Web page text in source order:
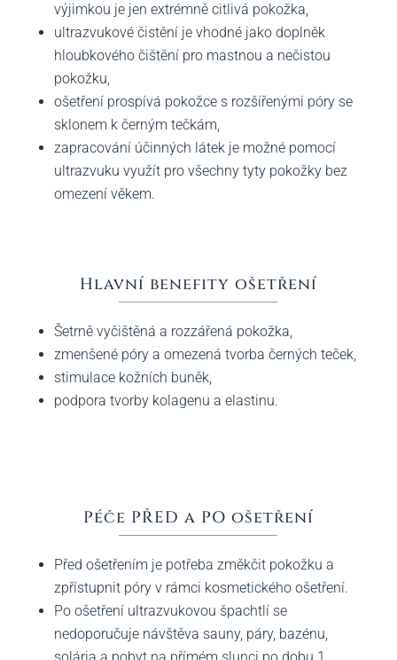
výjimkou je jen extrémně citlivá pokožka,
ultrazvukové čistění je vhodné jako doplněk
hloubkového čištění pro mastnou a nečistou
pokožku,
ošetření prospívá pokožce s rozšířenými póry se
sklonem k černým tečkám,
zapracování účinných látek je možné pomocí
ultrazvuku využít pro všechny tyty pokožky bez
omezení věkem.
Hlavní benefity ošetření
Šetrně vyčištěná a rozzářená pokožka,
zmenšené póry a omezená tvorba černých teček,
stimulace kožních buněk,
podpora tvorby kolagenu a elastinu.
Péče PŘED a PO ošetření
Před ošetřením je potřeba změkčit pokožku a
zpřístupnit póry v rámci kosmetického ošetření.
Po ošetření ultrazvukovou špachtlí se
nedoporučuje návštěva sauny, páry, bazénu,